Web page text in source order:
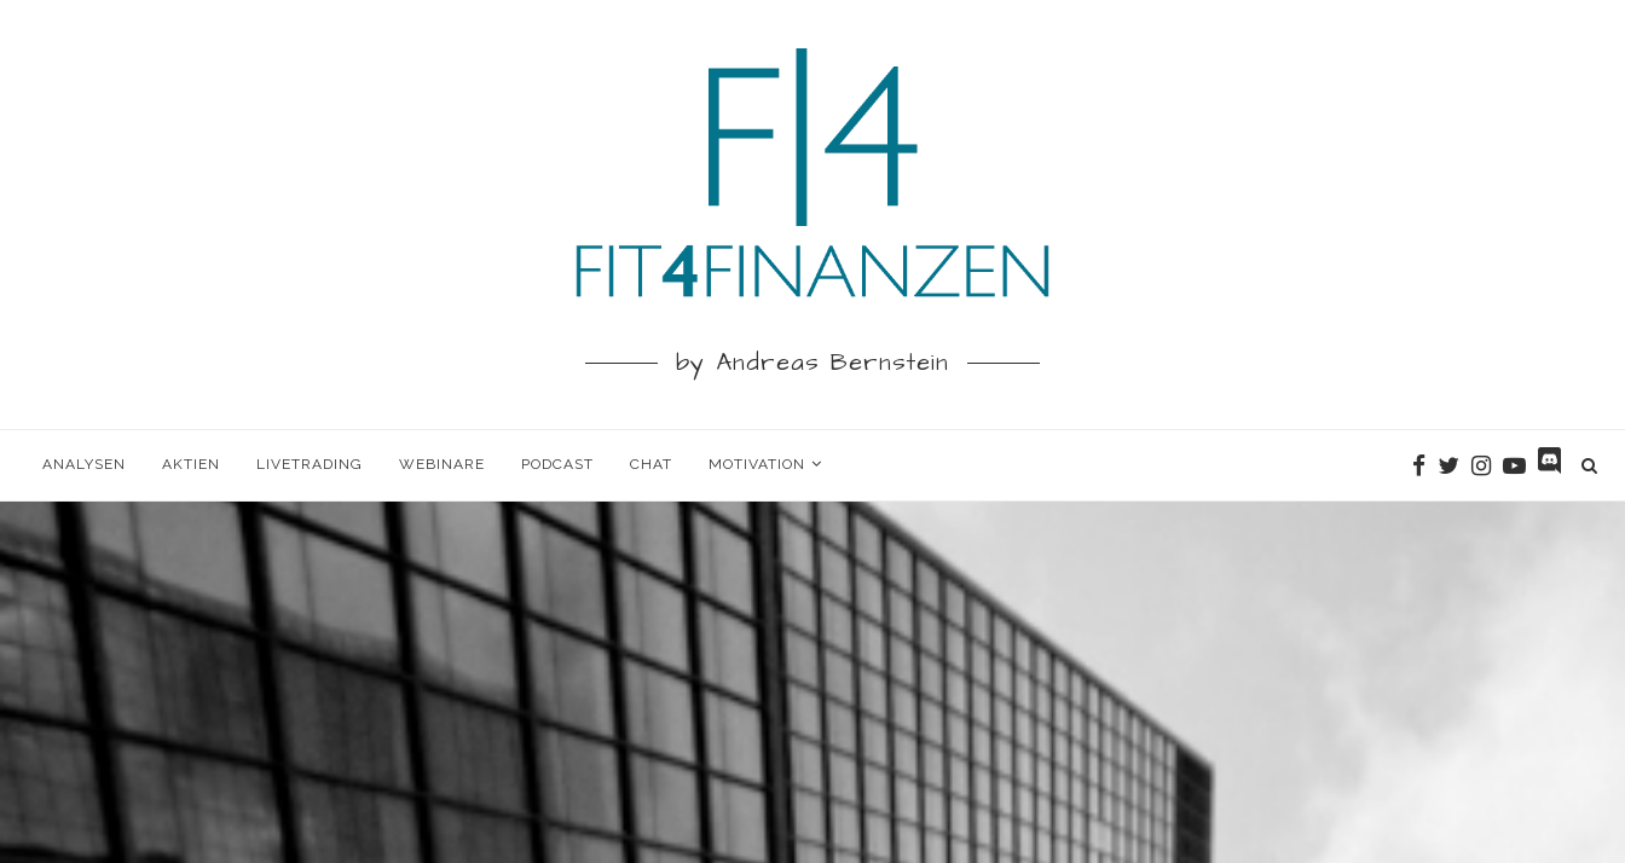
by Andreas Bernstein
ANALYSEN AKTIEN LIVETRADING WEBINARE PODCAST CHAT MOTIVATION